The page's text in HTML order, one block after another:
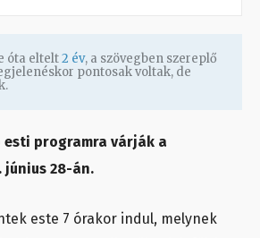
óta eltelt2 év, a szövegben szereplő
pontosak voltak, de
esti programra várják a
28-án.
este 7 órakor indul, melynek